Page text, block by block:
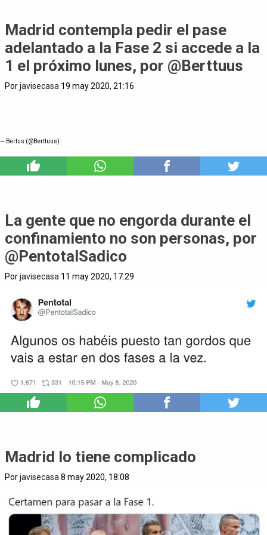
Madrid contempla pedir el pase
adelantado a la Fase 2 si accede a la
1 el próximo lunes, por @Berttuus
Porjavisecasa 19 may 2020, 21:16
— Bertus (@Berttuus)
La gente que no engorda durante el
confinamiento no son personas, por
@PentotalSadico
Porjavisecasa 11 may 2020, 17:29
Madrid lo tiene complicado
Porjavisecasa 8 may 2020, 18:08